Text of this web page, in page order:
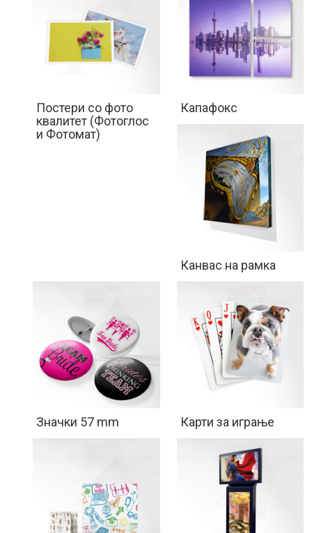
Постери со фото
квалитет (Фотоглос
и Фотомат)
Капафокс
Канвас на рамка
Значки 57 mm Карти за играње